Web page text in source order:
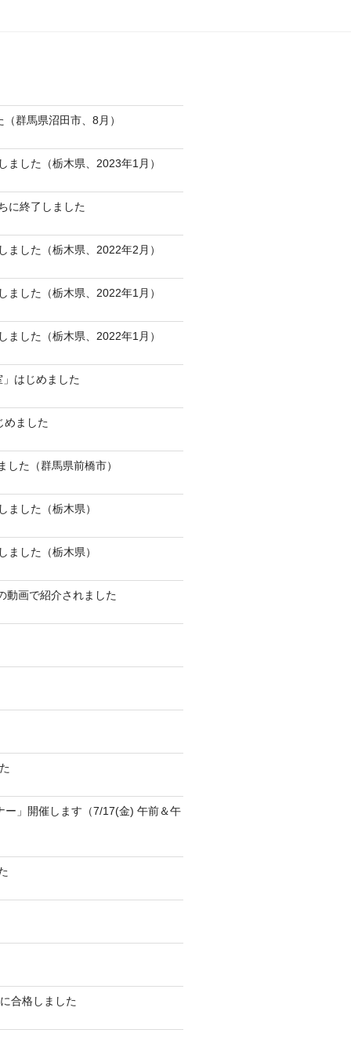
群馬県沼田市、8月）
した（栃木県、2023年1月）
に終了しました
した（栃木県、2022年2月）
した（栃木県、2022年1月）
した（栃木県、2022年1月）
はじめました
めました
た（群馬県前橋市）
した（栃木県）
した（栃木県）
動画で紹介されました
ー」開催します（7/17(金) 午前＆午
合格しました